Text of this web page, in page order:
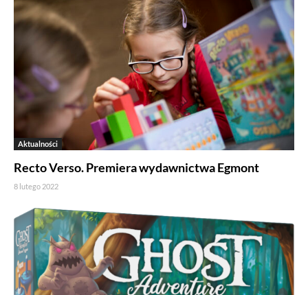
Aktualności
Recto Verso. Premiera wydawnictwa Egmont
8 lutego 2022